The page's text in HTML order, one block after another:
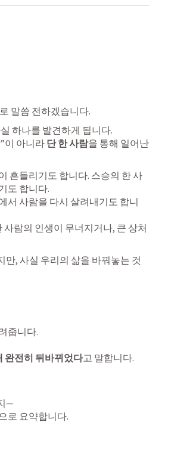
말씀 전하겠습니다.
하나를 발견하게 됩니다.
이 아니라 단 한 사람을 통해 일어난
흔들리기도 합니다. 스승의 한 사
도 합니다.
서 사람을 다시 살려내기도 합니
람의 인생이 무너지거나, 큰 상처
, 사실 우리의 삶을 바꿔놓는 것
줍니다.
완전히 뒤바뀌었다고 말합니다.
—
로 요약합니다.